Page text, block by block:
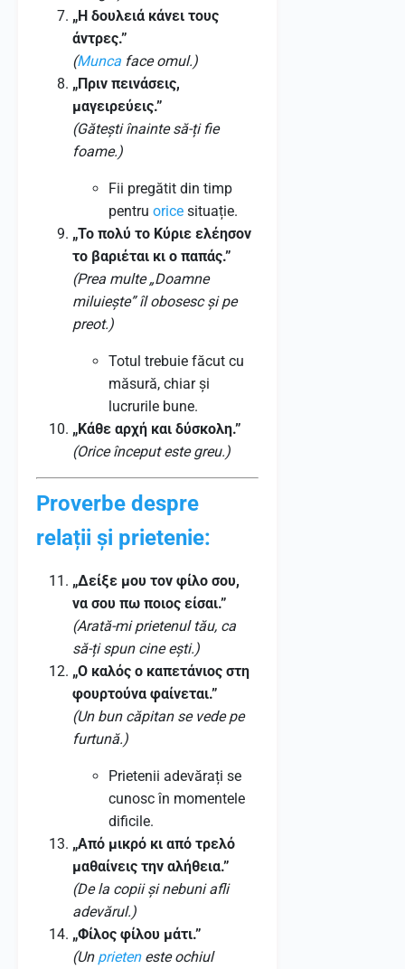
„Η δουλειά κάνει τους
άντρες.”
(Munca face omul.)
„Πριν πεινάσεις,
μαγειρεύεις.”
(Gătești înainte să-ți fie
foame.)
Fii pregătit din timp
pentru orice situație.
„Το πολύ το Κύριε ελέησον
το βαριέται κι ο παπάς.”
(Prea multe „Doamne
miluiește” îl obosesc și pe
preot.)
Totul trebuie făcut cu
măsură, chiar și
lucrurile bune.
„Κάθε αρχή και δύσκολη.”
(Orice început este greu.)
Proverbe despre
relații și prietenie:
„Δείξε μου τον φίλο σου,
να σου πω ποιος είσαι.”
(Arată-mi prietenul tău, ca
să-ți spun cine ești.)
„Ο καλός ο καπετάνιος στη
φουρτούνα φαίνεται.”
(Un bun căpitan se vede pe
furtună.)
Prietenii adevărați se
cunosc în momentele
dificile.
„Από μικρό κι από τρελό
μαθαίνεις την αλήθεια.”
(De la copii și nebuni afli
adevărul.)
„Φίλος φίλου μάτι.”
(Un prieteneste ochiul